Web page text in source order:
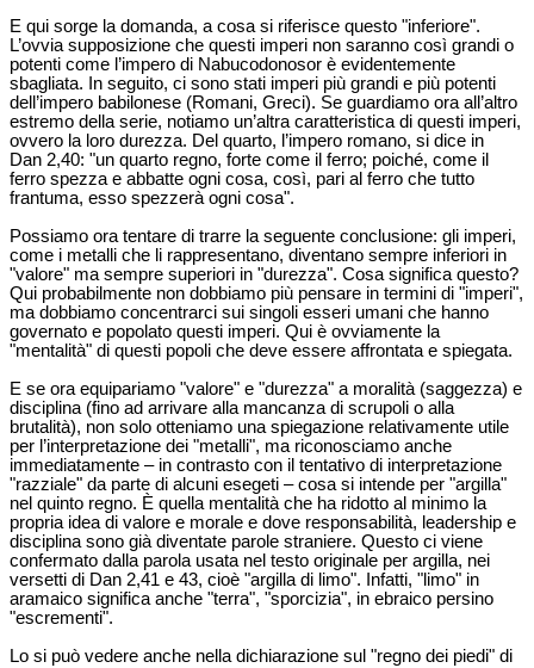
E qui sorge la domanda, a cosa si riferisce questo "inferiore".
L’ovvia supposizione che questi imperi non saranno così grandi o
potenti come l’impero di Nabucodonosor è evidentemente
sbagliata. In seguito, ci sono stati imperi più grandi e più potenti
dell’impero babilonese (Romani, Greci). Se guardiamo ora all’altro
estremo della serie, notiamo un’altra caratteristica di questi imperi,
ovvero la loro durezza. Del quarto, l’impero romano, si dice in
Dan 2,40: "un quarto regno, forte come il ferro; poiché, come il
ferro spezza e abbatte ogni cosa, così, pari al ferro che tutto
frantuma, esso spezzerà ogni cosa".
Possiamo ora tentare di trarre la seguente conclusione: gli imperi,
come i metalli che li rappresentano, diventano sempre inferiori in
"valore" ma sempre superiori in "durezza". Cosa significa questo?
Qui probabilmente non dobbiamo più pensare in termini di "imperi",
ma dobbiamo concentrarci sui singoli esseri umani che hanno
governato e popolato questi imperi. Qui è ovviamente la
"mentalità" di questi popoli che deve essere affrontata e spiegata.
E se ora equipariamo "valore" e "durezza" a moralità (saggezza) e
disciplina (fino ad arrivare alla mancanza di scrupoli o alla
brutalità), non solo otteniamo una spiegazione relativamente utile
per l’interpretazione dei "metalli", ma riconosciamo anche
immediatamente – in contrasto con il tentativo di interpretazione
"razziale" da parte di alcuni esegeti – cosa si intende per "argilla"
nel quinto regno. È quella mentalità che ha ridotto al minimo la
propria idea di valore e morale e dove responsabilità, leadership e
disciplina sono già diventate parole straniere. Questo ci viene
confermato dalla parola usata nel testo originale per argilla, nei
versetti di Dan 2,41 e 43, cioè "argilla di limo". Infatti, "limo" in
aramaico significa anche "terra", "sporcizia", in ebraico persino
"escrementi".
Lo si può vedere anche nella dichiarazione sul "regno dei piedi" di